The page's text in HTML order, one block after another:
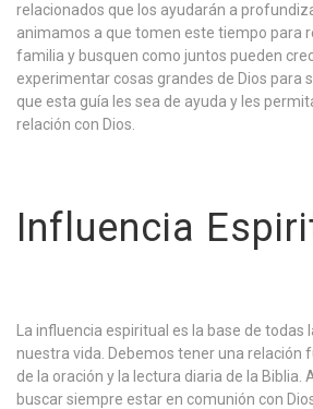
relacionados que los ayudarán a
animamos a que tomen este tiempo para
familia y busquen como juntos pueden
experimentar cosas grandes de Dios para
que esta guía les sea de ayuda y les
relación con Dios.
Influencia
La influencia espiritual es la base de todas
nuestra vida. Debemos tener una relación
de la oración y la lectura diaria de la Biblia.
buscar siempre estar en comunión con